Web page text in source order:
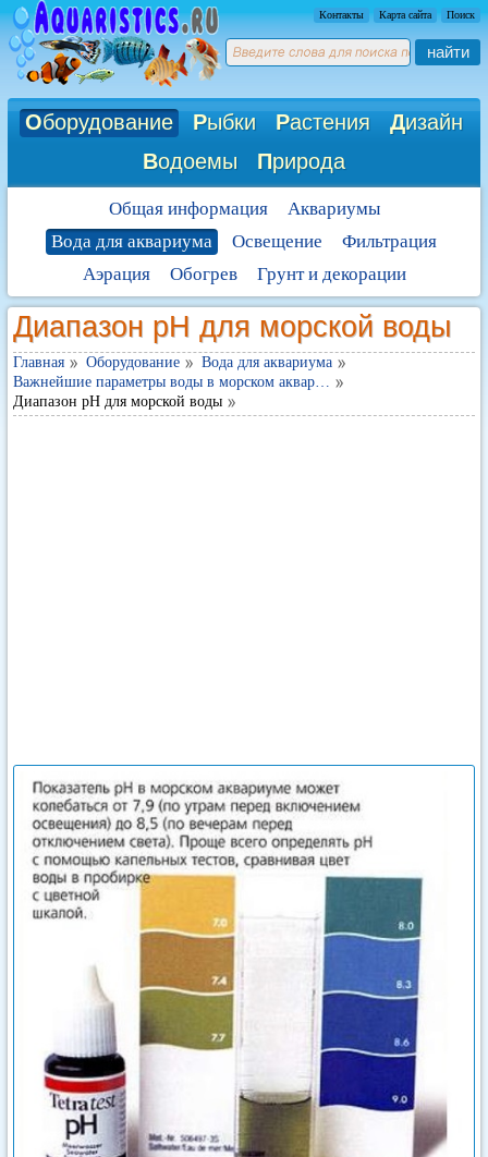
Контакты Карта сайта Поиск
найти
Оборудование Рыбки Растения Дизайн
Водоемы Природа
Общая информация
Аквариумы
Вода для аквариума
Освещение
Фильтрация
Аэрация
Обогрев Грунт и декорации
Диапазон pH для морской воды
Главная Оборудование
Вода для аквариума
Важнейшие параметры воды в морском аквар…
Диапазон pH для морской воды